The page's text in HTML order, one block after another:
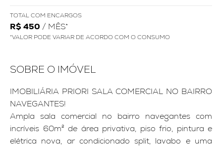
TOTAL COM ENCARGOS
R$ 450 / MÊS*
*VALOR PODE VARIAR DE ACORDO COM O CONSUMO
SOBRE O IMÓVEL
IMOBILIÁRIA PRIORI SALA COMERCIAL NO BAIRRO
NAVEGANTES!
Ampla sala comercial no bairro navegantes com
incríveis 60m² de área privativa, piso frio, pintura e
elétrica nova, ar condicionado split, lavabo e uma